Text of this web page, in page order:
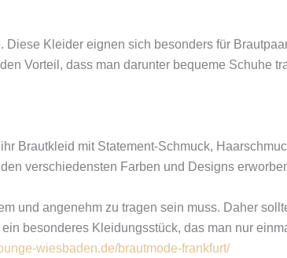
Kleider eignen sich besonders für
Vorteil, dass man darunter bequeme Schuhe
Brautkleid mit Statement-Schmuck,
verschiedensten Farben und Designs
und angenehm zu tragen sein muss. Daher
besonderes Kleidungsstück, das man nur
wiesbaden.de/brautmode-frankfurt/